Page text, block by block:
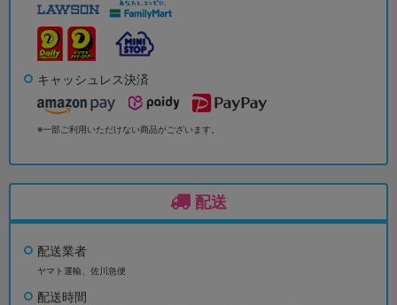
キャッシュレス決済
※一部ご利用いただけない商品がございます。
配送
配送業者
ヤマト運輸、佐川急便
配送時間